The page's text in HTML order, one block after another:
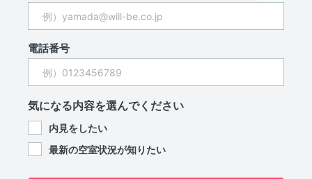
電話番号
気になる内容を選んでください
内見をしたい
最新の空室状況が知りたい